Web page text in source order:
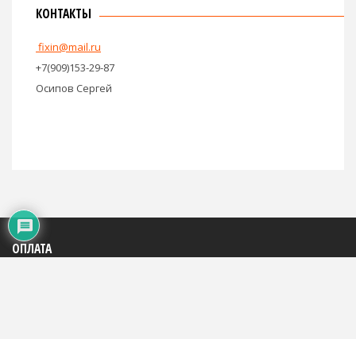
КОНТАКТЫ
fixin@mail.ru
+7(909)153-29-87
Осипов Сергей
ОПЛАТА